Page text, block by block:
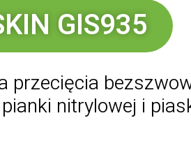
GIS935
przecięcia
nitrylowej i